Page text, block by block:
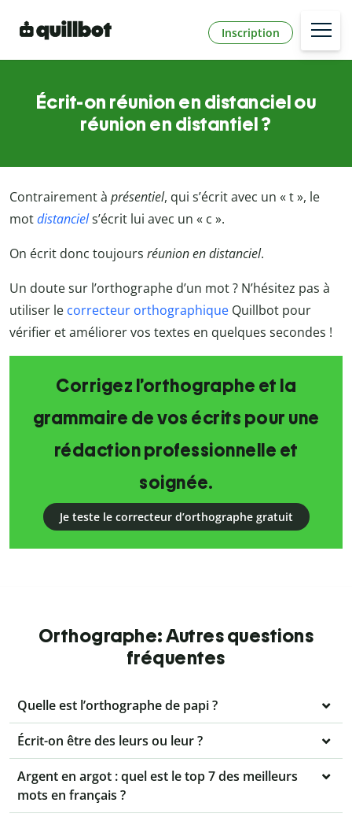
Inscription
Écrit-on réunion en distanciel ou
réunion en distantiel ?
Contrairement à présentiel, qui s’écrit avec un « t », le
motdistanciels’écrit lui avec un « c ».
On écrit donc toujours réunion en distanciel.
Un doute sur l’orthographe d’un mot ? N’hésitez pas à
utiliser le correcteur orthographique Quillbot pour
vérifier et améliorer vos textes en quelques secondes !
Corrigez l’orthographe et la
grammaire de vos écrits pour une
rédaction professionnelle et
soignée.
Je teste le correcteur d’orthographe gratuit
Orthographe: Autres questions
fréquentes
Quelle est l’orthographe de papi ?
Écrit-on être des leurs ou leur ?
Argent en argot : quel est le top 7 des meilleurs
mots en français ?